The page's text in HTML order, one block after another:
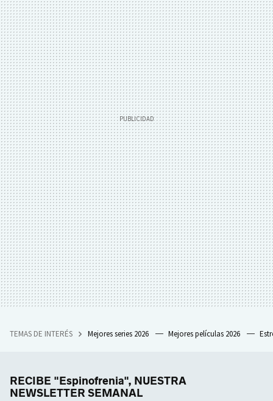
TEMAS DE INTERÉS Mejores series 2026 Mejores películas 2026
RECIBE "Espinofrenia", NUESTRA
NEWSLETTER SEMANAL